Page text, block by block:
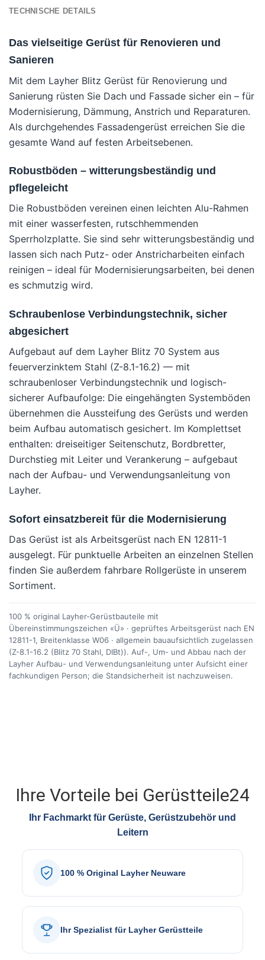
TECHNISCHE DETAILS
Das vielseitige Gerüst für Renovieren und
Sanieren
Mit dem Layher Blitz Gerüst für Renovierung und
Sanierung rüsten Sie Dach und Fassade sicher ein – für
Modernisierung, Dämmung, Anstrich und Reparaturen.
Als durchgehendes Fassadengerüst erreichen Sie die
gesamte Wand auf festen Arbeitsebenen.
Robustböden – witterungsbeständig und
pflegeleicht
Die Robustböden vereinen einen leichten Alu-Rahmen
mit einer wasserfesten, rutschhemmenden
Sperrholzplatte. Sie sind sehr witterungsbeständig und
lassen sich nach Putz- oder Anstricharbeiten einfach
reinigen – ideal für Modernisierungsarbeiten, bei denen
es schmutzig wird.
Schraubenlose Verbindungstechnik, sicher
abgesichert
Aufgebaut auf dem Layher Blitz 70 System aus
feuerverzinktem Stahl (Z-8.1-16.2) — mit
schraubenloser Verbindungstechnik und logisch-
sicherer Aufbaufolge: Die eingehängten Systemböden
übernehmen die Aussteifung des Gerüsts und werden
beim Aufbau automatisch gesichert. Im Komplettset
enthalten: dreiseitiger Seitenschutz, Bordbretter,
Durchstieg mit Leiter und Verankerung – aufgebaut
nach der Aufbau- und Verwendungsanleitung von
Layher.
Sofort einsatzbereit für die Modernisierung
Das Gerüst ist als Arbeitsgerüst nach EN 12811-1
ausgelegt. Für punktuelle Arbeiten an einzelnen Stellen
finden Sie außerdem fahrbare Rollgerüste in unserem
Sortiment.
100 % original Layher-Gerüstbauteile mit
Übereinstimmungszeichen «Ü» · geprüftes Arbeitsgerüst nach EN
12811-1, Breitenklasse W06 · allgemein bauaufsichtlich zugelassen
(Z-8.1-16.2 (Blitz 70 Stahl, DIBt)). Auf-, Um- und Abbau nach der
Layher Aufbau- und Verwendungsanleitung unter Aufsicht einer
fachkundigen Person; die Standsicherheit ist nachzuweisen.
Ihre Vorteile bei Gerüstteile24
Ihr Fachmarkt für Gerüste, Gerüstzubehör und
Leitern
100 % Original Layher Neuware
Ihr Spezialist für Layher Gerüstteile